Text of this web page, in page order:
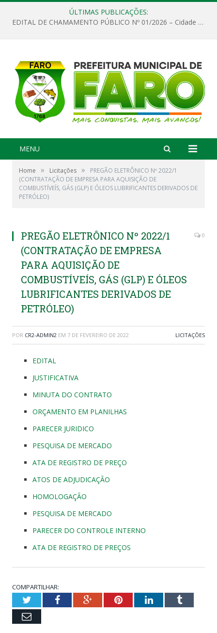
ÚLTIMAS PUBLICAÇÕES:
EDITAL DE CHAMAMENTO PÚBLICO Nº 01/2026 – Cidade de Faro
MENU
Home » Licitações »
PREGÃO ELETRÔNICO Nº 2022/1
(CONTRATAÇÃO DE EMPRESA PARA AQUISIÇÃO DE
COMBUSTÍVEÍS, GÁS (GLP) E ÓLEOS LUBRIFICANTES DERIVADOS DE
PETRÓLEO)
PREGÃO ELETRÔNICO Nº 2022/1
(CONTRATAÇÃO DE EMPRESA
PARA AQUISIÇÃO DE
COMBUSTÍVEÍS, GÁS (GLP) E ÓLEOS
LUBRIFICANTES DERIVADOS DE
PETRÓLEO)
0
POR CR2-ADMIN2 EM 7 DE FEVEREIRO DE 2022 LICITAÇÕES
EDITAL
JUSTIFICATIVA
MINUTA DO CONTRATO
ORÇAMENTO EM PLANILHAS
PARECER JURIDICO
PESQUISA DE MERCADO
ATA DE REGISTRO DE PREÇO
ATOS DE ADJUDICAÇÃO
HOMOLOGAÇÃO
PESQUISA DE MERCADO
PARECER DO CONTROLE INTERNO
ATA DE REGISTRO DE PREÇOS
COMPARTILHAR:
TwitterFacebookGoogle+PinterestLinkedInTumblr
Email